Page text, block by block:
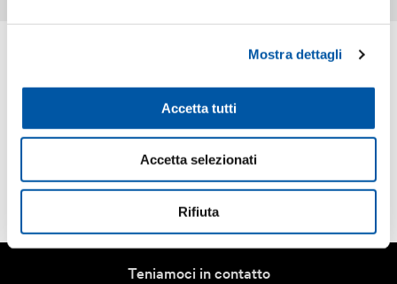
Mostra dettagli
Accetta tutti
Accetta selezionati
Rifiuta
Teniamoci in contatto